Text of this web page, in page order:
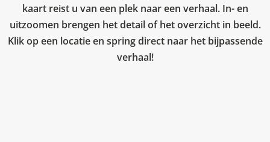
kaart reist u van een plek naar een verhaal. In- en
uitzoomen brengen het detail of het overzicht in beeld.
Klik op een locatie en spring direct naar het bijpassende
verhaal!